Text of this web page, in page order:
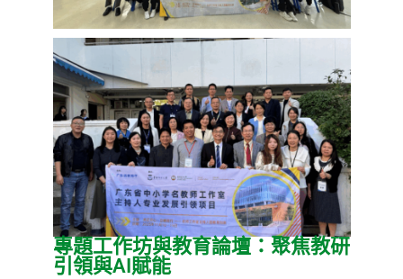
專題工作坊與教育論壇：聚焦教研
引領與AI賦能